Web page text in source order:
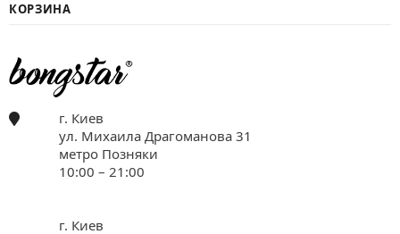
КОРЗИНА
г. Киев
ул. Михаила Драгоманова 31
метро Позняки
10:00 – 21:00
г. Киев